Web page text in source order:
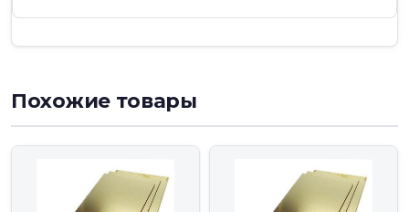
Похожие товары